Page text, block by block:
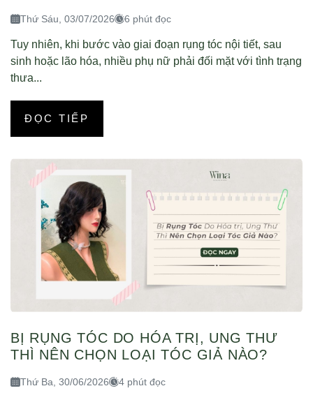
Thứ Sáu, 03/07/2026 6 phút đọc
Tuy nhiên, khi bước vào giai đoạn rụng tóc nội tiết, sau
sinh hoặc lão hóa, nhiều phụ nữ phải đối mặt với tình trạng
thưa...
ĐỌC TIẾP
BỊ RỤNG TÓC DO HÓA TRỊ, UNG THƯ
THÌ NÊN CHỌN LOẠI TÓC GIẢ NÀO?
Thứ Ba, 30/06/2026 4 phút đọc